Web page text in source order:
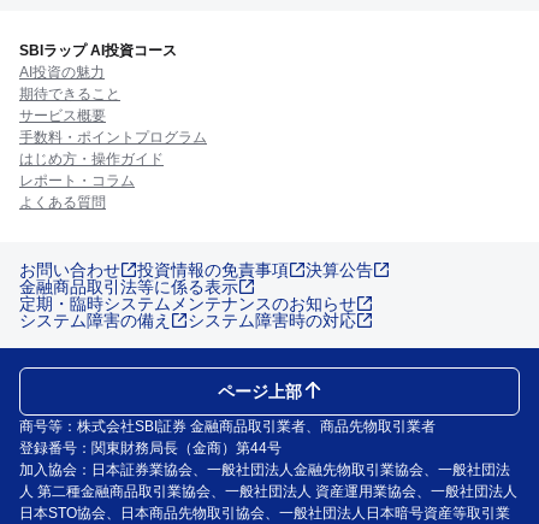
SBIラップ AI投資コース
AI投資の魅力
期待できること
サービス概要
手数料・ポイントプログラム
はじめ方・操作ガイド
レポート・コラム
よくある質問
お問い合わせ 投資情報の免責事項
決算公告
金融商品取引法等に係る表示
定期・臨時システムメンテナンスのお知らせ
システム障害の備え
システム障害時の対応
ページ上部
商号等：株式会社SBI証券 金融商品取引業者、商品先物取引業者
登録番号：関東財務局長（金商）第44号
加入協会：日本証券業協会、一般社団法人金融先物取引業協会、一般社団法
人 第二種金融商品取引業協会、一般社団法人 資産運用業協会、一般社団法人
日本STO協会、日本商品先物取引協会、一般社団法人日本暗号資産等取引業